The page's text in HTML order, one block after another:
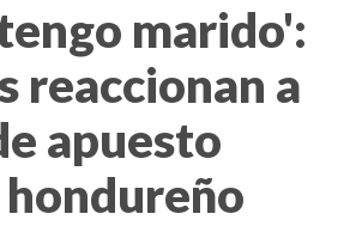
marido':
reaccionan a
apuesto